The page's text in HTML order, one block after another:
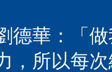
德華：「
，所以每